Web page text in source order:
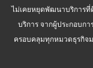
ไม่เคยหยุดพัฒนาบริการที่
บริการ จากผู้ประกอบก
ครอบคลุมทุกหมวดธุรกิจ